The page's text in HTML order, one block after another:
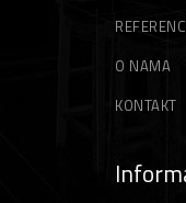
O NAMA
KONTAKT